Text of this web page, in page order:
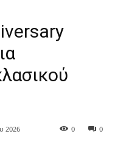
2026 0
0